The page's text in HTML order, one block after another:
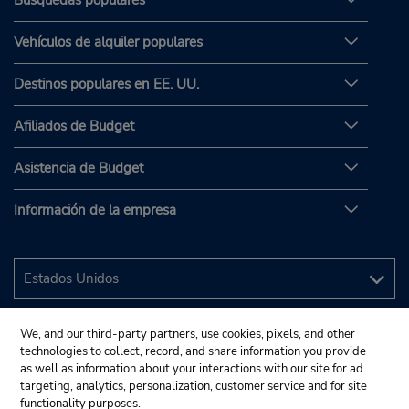
Vehículos de alquiler populares
Destinos populares en EE. UU.
Afiliados de Budget
Asistencia de Budget
Información de la empresa
We, and our third-party partners, use cookies, pixels, and other
technologies to collect, record, and share information you provide
as well as information about your interactions with our site for ad
targeting, analytics, personalization, customer service and for site
functionality purposes.